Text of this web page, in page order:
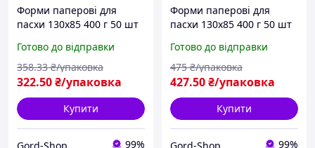
Форми паперові для
пасхи 130х85 400 г 50 шт
великодньої випічки
куліча та пасок
Готово до відправки
322.50₴/упаковка
358.33 ₴/упаковка
Купити
Gord-Shop 99%
Форми паперові для
пасхи 130х85 400 г 50 шт
великодньої випічки
куліча та пасок
Готово до відправки
427.50₴/упаковка
475 ₴/упаковка
Купити
Gord-Shop 99%